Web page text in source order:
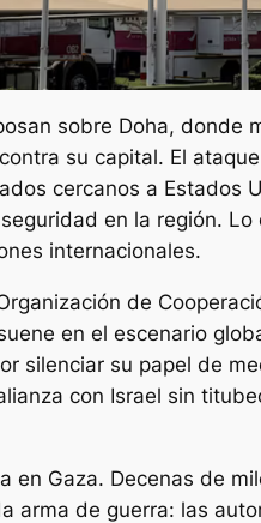
sobre Doha, donde
su capital. El
cercanos a Estados
en la región.
internacionales.
de
en el escenario
silenciar su papel de
con Israel sin
en Gaza. Decenas de
arma de guerra: las